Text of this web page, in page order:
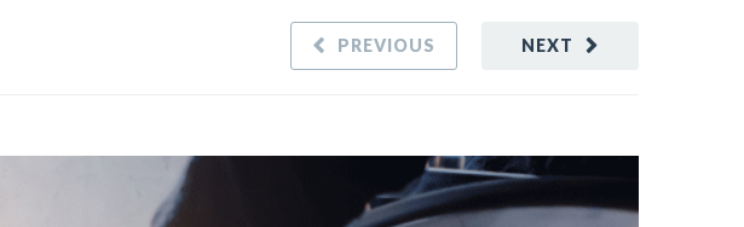
NEXT
PREVIOUS